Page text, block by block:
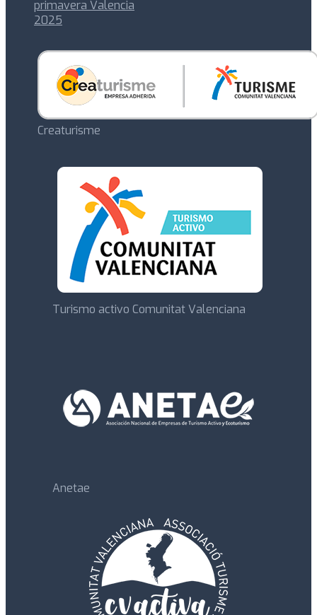
primavera Valencia
2025
Creaturisme
Turismo activo Comunitat Valenciana
Anetae